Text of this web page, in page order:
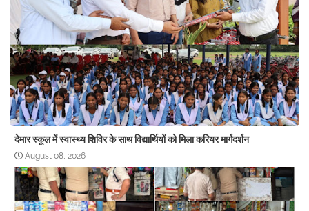
देमार स्कूल में स्वास्थ्य शिविर के साथ विद्यार्थियों को मिला करियर मार्गदर्शन
August 08, 2026